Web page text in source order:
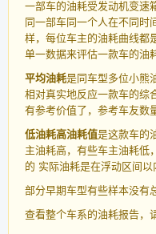
一部车的油耗受发动机变速
同一部车同一个人在不同时
样，每位车主的油耗曲线都
单一数据来评估一款车的油
平均油耗是同车型多位小熊
相对真实地反应一款车的综
有参考价值了，参考车友数
低油耗高油耗值是这款车的
主油耗高，有些车主油耗低
的 实际油耗是在浮动区间以
部分早期车型有些样本没有
查看整个车系的油耗报告，